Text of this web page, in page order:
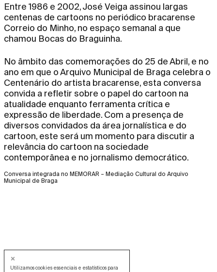
Utilizamos cookies essenciais e estatísticos para
Entre 1986 e 2002, José Veiga assinou largas
centenas de cartoons no periódico bracarense
Correio do Minho, no espaço semanal a que
chamou Bocas do Braguinha.
No âmbito das comemorações do 25 de Abril, e no
ano em que o Arquivo Municipal de Braga celebra o
Centenário do artista bracarense, esta conversa
convida a refletir sobre o papel do cartoon na
atualidade enquanto ferramenta crítica e
expressão de liberdade. Com a presença de
diversos convidados da área jornalística e do
cartoon, este será um momento para discutir a
relevância do cartoon na sociedade
contemporânea e no jornalismo democrático.
Conversa integrada no MEMORAR – Mediação Cultural do Arquivo
Municipal de Braga